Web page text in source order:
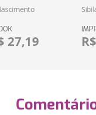
27,19